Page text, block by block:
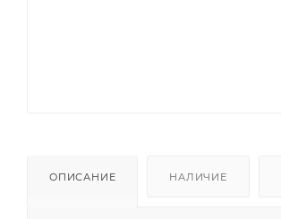
ОПИСАНИЕ НАЛИЧИЕ